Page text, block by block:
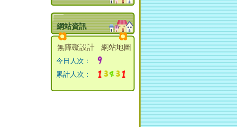
網站資訊
無障礙設計 網站地圖
今日人次：
累計人次：